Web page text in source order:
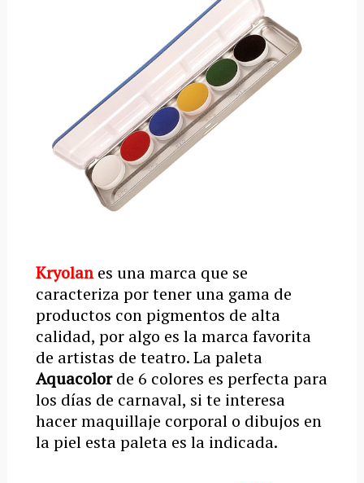
Kryolanes una marca que se
caracteriza por tener una gama de
productos con pigmentos de alta
calidad, por algo es la marca favorita
de artistas de teatro. La paleta
Aquacolorde 6 colores es perfecta para
los días de carnaval, si te interesa
hacer maquillaje corporal o dibujos en
la piel esta paleta es la indicada.